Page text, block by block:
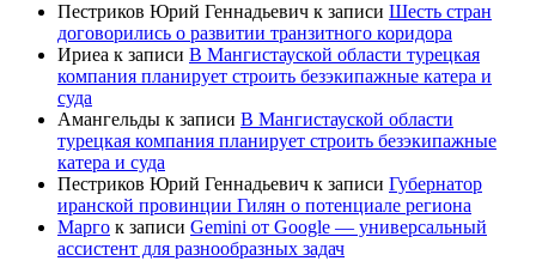
Пестриков Юрий Геннадьевич к записи Шесть стран
договорились о развитии транзитного коридора
Ириеа к записи В Мангистауской области турецкая
компания планирует строить безэкипажные катера и
суда
Амангельды к записи В Мангистауской области
турецкая компания планирует строить безэкипажные
катера и суда
Пестриков Юрий Геннадьевич к записи Губернатор
иранской провинции Гилян о потенциале региона
Марго к записи Gemini от Google — универсальный
ассистент для разнообразных задач